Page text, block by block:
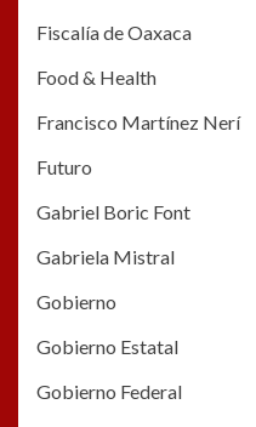
Fiscalía de Oaxaca
Food & Health
Francisco Martínez Nerí
Futuro
Gabriel Boric Font
Gabriela Mistral
Gobierno
Gobierno Estatal
Gobierno Federal